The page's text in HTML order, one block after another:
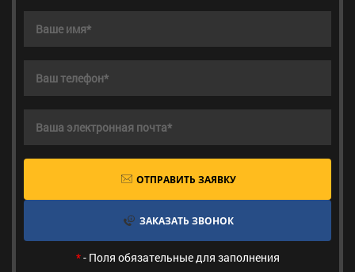
ОТПРАВИТЬ ЗАЯВКУ
ЗАКАЗАТЬ ЗВОНОК
*- Поля обязательные для заполнения